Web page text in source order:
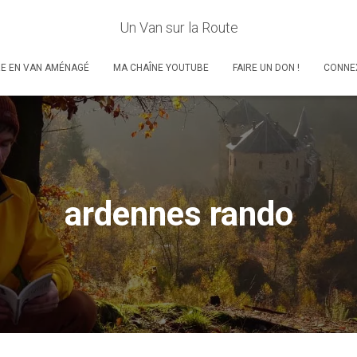
Un Van sur la Route
EN VAN AMÉNAGÉ MA CHAÎNE YOUTUBE FAIRE UN DON !
ardennes rando